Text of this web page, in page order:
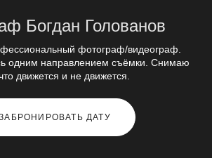
Богдан Голованов
фотограф/видеограф.
одним направлением съёмки. Снимаю
движется и не движется.
ДАТУ